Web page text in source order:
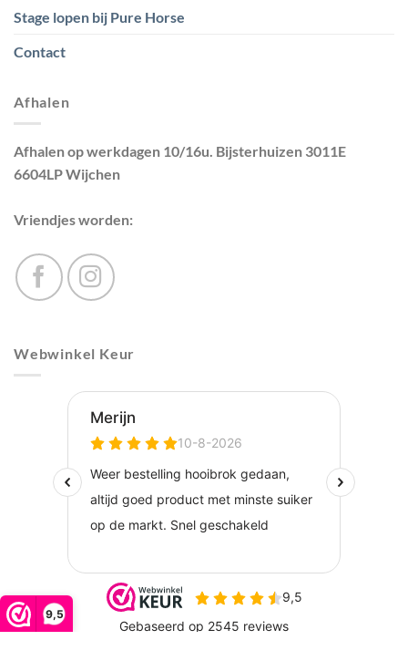
9,5
Stage lopen bij Pure Horse
Contact
Afhalen
Afhalen op werkdagen 10/16u. Bijsterhuizen 3011E
6604LP Wijchen
Vriendjes worden:
Webwinkel Keur